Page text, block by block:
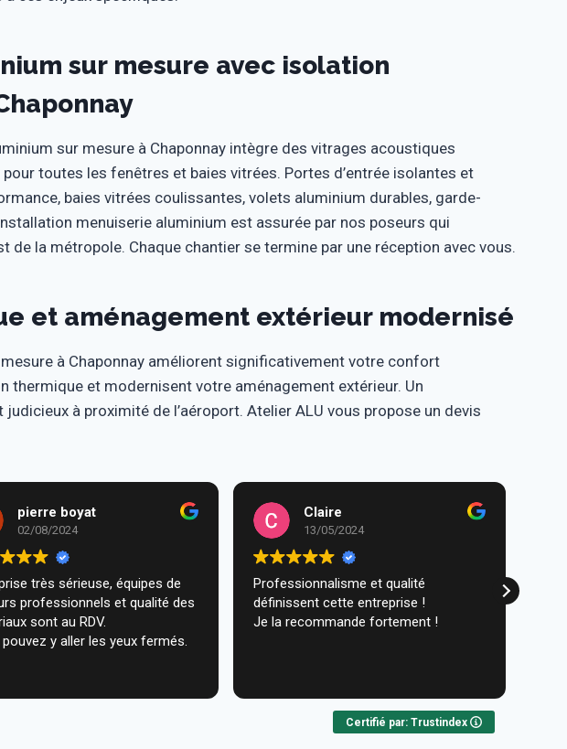
sur mesure avec isolation
sur mesure à Chaponnay intègre des vitrages acoustiques
toutes les fenêtres et baies vitrées. Portes d’entrée isolantes et
baies vitrées coulissantes, volets aluminium durables, garde-
menuiserie aluminium est assurée par nos poseurs qui
de la métropole. Chaque chantier se termine par une réception avec vous.
et aménagement extérieur modernisé
à Chaponnay améliorent significativement votre confort
thermique et modernisent votre aménagement extérieur. Un
à proximité de l’aéroport. Atelier ALU vous propose un devis
pierre boyat
02/08/2024
très sérieuse, équipes de
professionnels et qualité des
sont au RDV.
y aller les yeux fermés.
Claire
13/05/2024
Professionnalisme et qualité
définissent cette entreprise !
Je la recommande fortement !
Certifié par: Trustindex